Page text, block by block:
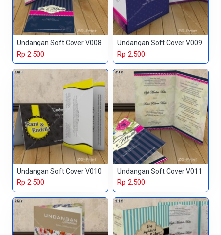
Undangan Soft Cover V008
Rp 2.500
Undangan Soft Cover V009
Rp 2.500
Undangan Soft Cover V010
Rp 2.500
Undangan Soft Cover V011
Rp 2.500